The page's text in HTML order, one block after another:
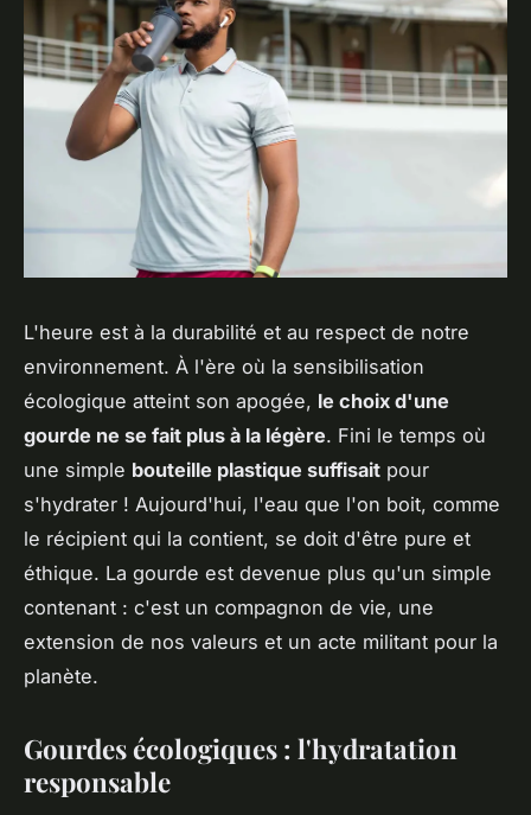
L'heure est à la durabilité et au respect de notre
environnement. À l'ère où la sensibilisation
écologique atteint son apogée, le choix d'une
gourde ne se fait plus à la légère. Fini le temps où
une simple bouteille plastique suffisait pour
s'hydrater ! Aujourd'hui, l'eau que l'on boit, comme
le récipient qui la contient, se doit d'être pure et
éthique. La gourde est devenue plus qu'un simple
contenant : c'est un compagnon de vie, une
extension de nos valeurs et un acte militant pour la
planète.
Gourdes écologiques : l'hydratation
responsable